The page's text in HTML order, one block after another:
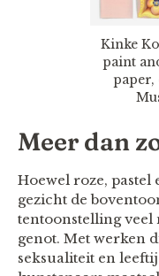
Kinke
paint
paper,
Meer dan
Hoewel roze, pastel
gezicht de
tentoonstelling veel
genot. Met werken
seksualiteit en